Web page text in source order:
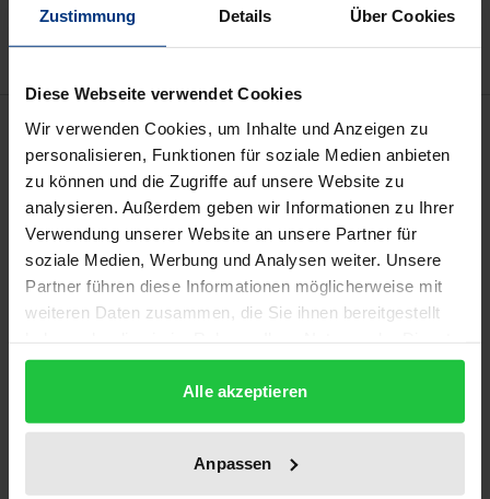
Zustimmung Details Über Cookies
Diese Webseite verwendet Cookies
Wir verwenden Cookies, um Inhalte und Anzeigen zu
personalisieren, Funktionen für soziale Medien anbieten
zu können und die Zugriffe auf unsere Website zu
analysieren. Außerdem geben wir Informationen zu Ihrer
Verwendung unserer Website an unsere Partner für
soziale Medien, Werbung und Analysen weiter. Unsere
Partner führen diese Informationen möglicherweise mit
weiteren Daten zusammen, die Sie ihnen bereitgestellt
gesammelt haben.
Alle akzeptieren
Anpassen
Hinweise zu Versandkosten
Beschreibung
Die Irrtumslehre ist traditionell ein unvermeidbares
Thema in der Strafrechtswissenschaft und spiegelt
die Grundhaltung der strafrechtlichen Zurechnung
wider. Eine richtige Irrtumslehre hingegen soll die
normative Zurechnung nach der Handlung und den
vertretene „einheitliche Irrtumslehre“ führt die
Frage der strafrechtlichen Zurechnung auf die
subjektive Natur der kognitiven Abweichung des